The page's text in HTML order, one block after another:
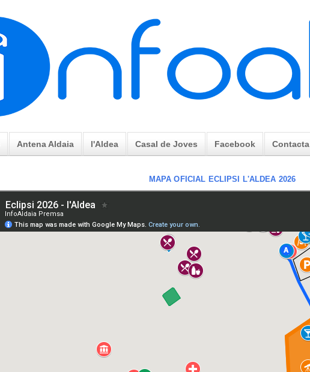
Antena Aldaia l'Aldea Casal de Joves Facebook Contacta
MAPA OFICIAL ECLIPSI L'ALDEA 2026